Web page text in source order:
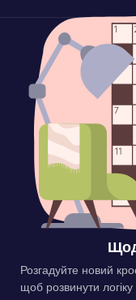
Розгадуйте новий
щоб розвинути